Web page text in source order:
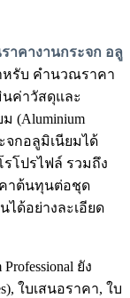
าคางานกระจก อลู
หรับ คำนวณราคา
ค่าวัสดุและ
(Aluminium
จกอลูมิเนียมได้
รโปรไฟล์ รวมถึง
คาต้นทุนต่อชุด
ได้อย่างละเอียด
ยัง
ใบเสนอราคา, ใบ